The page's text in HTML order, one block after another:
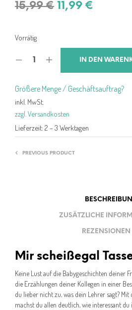
15,99€ Ursprünglicher
15,99 €
11,99 €
11,99 €.
Vorrätig
IN DEN
Größere Menge / Geschäftsauftrag?
inkl. MwSt.
zzgl. Versandkosten
Lieferzeit: 2 – 3 Werktagen
PREVIOUS PRODUCT
ZUSÄTZLICHE
REZENSIONEN
Mir scheißegal
Keine Lust auf die Babygeschichten deiner
die Erzählungen deiner Kollegen in einer
du lieber nicht zu, was dein Lehrer sagt? Mit
machst du allen deutlich, wie interessant